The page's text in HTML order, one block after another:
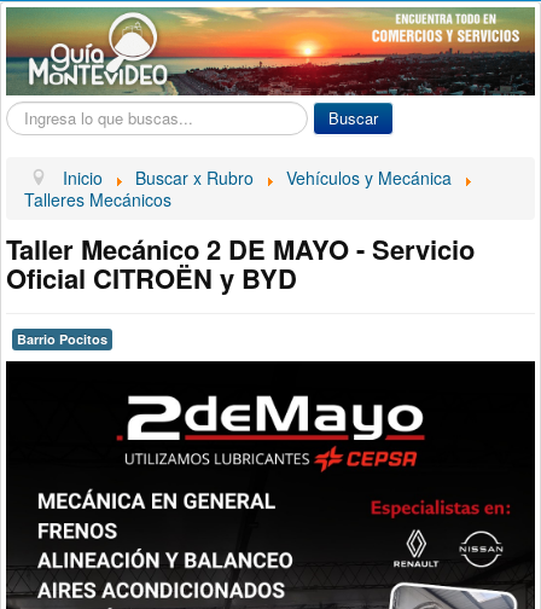
Buscar... Buscar
Inicio Buscar x Rubro
Vehículos y Mecánica
Talleres Mecánicos
Taller Mecánico 2 DE MAYO - Servicio
Oficial CITROËN y BYD
Barrio Pocitos